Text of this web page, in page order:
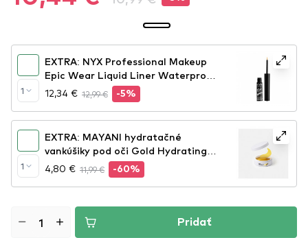
1
EXTRA: NYX Professional Makeup
Epic Wear Liquid Liner Waterproof
- Yellow
12,34 € 12,99 € -5%
1
EXTRA: MAYANI hydratačné
vankúšiky pod oči Gold Hydrating
Eye Patches
4,80 € 11,99 € -60%
Pridať